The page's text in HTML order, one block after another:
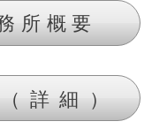
所概要
詳細）